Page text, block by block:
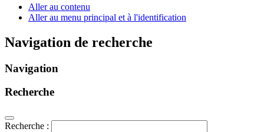
Aller au contenu
Aller au menu principal et à l'identification
Navigation de recherche
Navigation
Recherche
Recherche :